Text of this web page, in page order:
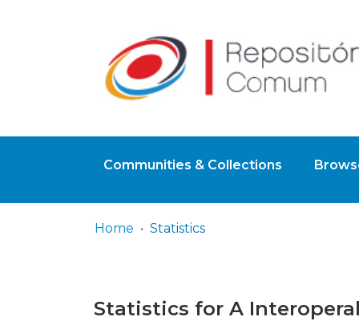
Communities & Collections
Home Statistics
Statistics for A